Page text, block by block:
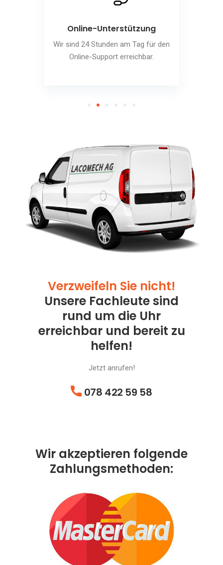
Online-Unterstützung
Wir sind 24 Stunden am Tag für den
Online-Support erreichbar.
Verzweifeln Sie nicht!
Unsere Fachleute sind
rund um die Uhr
erreichbar und bereit zu
helfen!
Jetzt anrufen!
078 422 59 58
Wir akzeptieren folgende
Zahlungsmethoden: